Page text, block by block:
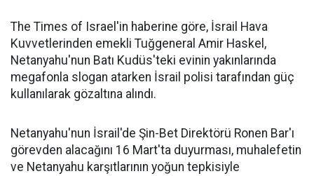
The Times of Israel'in haberine göre, İsrail Hava
Kuvvetlerinden emekli Tuğgeneral Amir Haskel,
Netanyahu'nun Batı Kudüs'teki evinin yakınlarında
megafonla slogan atarken İsrail polisi tarafından güç
kullanılarak gözaltına alındı.
Netanyahu'nun İsrail'de Şin-Bet Direktörü Ronen Bar'ı
görevden alacağını 16 Mart'ta duyurması, muhalefetin
ve Netanyahu karşıtlarının yoğun tepkisiyle